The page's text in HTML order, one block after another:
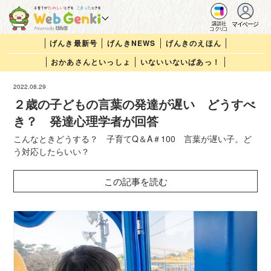
講談社
コクリコ
マイページ
げんき最新号 げんきNEWS
げんきのえほん
おかあさんといっしょ
いないいないばあっ！
2022.08.29
２歳の子どもの言葉の発達が遅い どうすべ
き？ 発達心理学者が回答
こんなときどうする？ 子育てQ＆A＃100 言葉が遅い子。ど
う対応したらいい？
この記事を読む